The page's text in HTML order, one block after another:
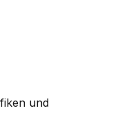
und